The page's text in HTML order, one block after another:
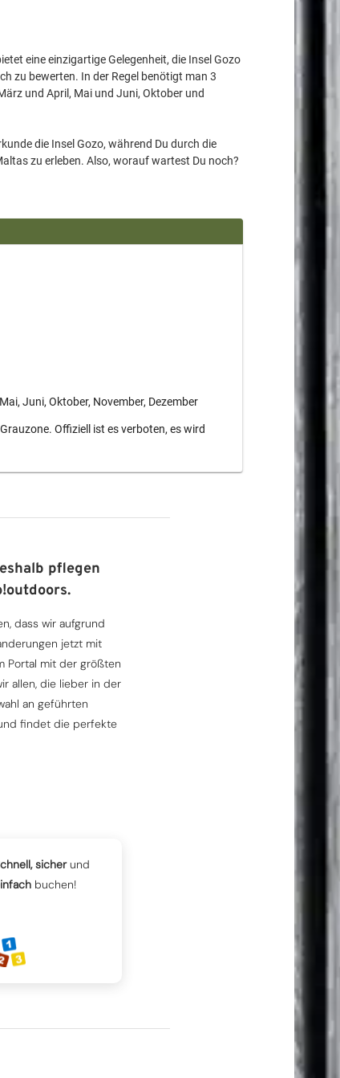
eine einzigartige Gelegenheit, die Insel Gozo
zu bewerten. In der Regel benötigt man 3
und April, Mai und Juni, Oktober und
die Insel Gozo, während Du durch die
zu erleben. Also, worauf wartest Du noch?
Juni, Oktober, November, Dezember
Offiziell ist es verboten, es wird
pflegen
dass wir aufgrund
jetzt mit
Portal mit der größten
allen, die lieber in der
an geführten
findet die perfekte
sicherund
buchen!